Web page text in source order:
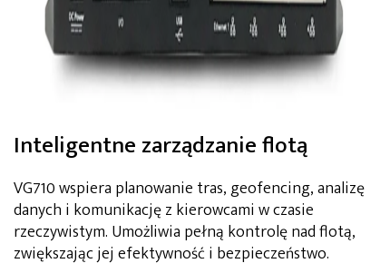
Inteligentne zarządzanie flotą
VG710 wspiera planowanie tras, geofencing, analizę
danych i komunikację z kierowcami w czasie
rzeczywistym. Umożliwia pełną kontrolę nad flotą,
zwiększając jej efektywność i bezpieczeństwo.